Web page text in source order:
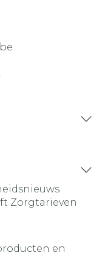
Zorgtarieven
en